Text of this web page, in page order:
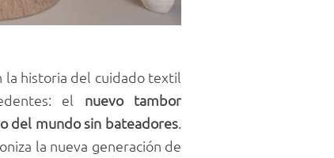
la historia del cuidado textil
el nuevo tambor
del mundo sin bateadores
la nueva generación de